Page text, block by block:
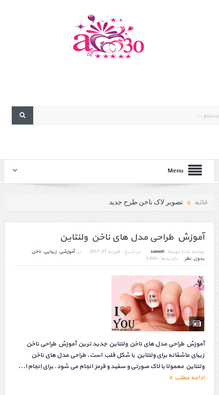
Menu
خانه تصویر لاک ناخن طرح جدید
آموزش طراحی مدل های ناخن ولنتاین
نوشته شده توسط : saeedi در تاریخ : فوریه 07, 2017 در :آموزشی, زیبایی, ناخن
بدون نظر
بازدیدها : 3,654
آموزش طراحی مدل های ناخن ولنتاین جدید ترین آموزش طراحی ناخن
زیبای عاشقانه برای ولنتاین با شکل قلب است. طراحی مدل های ناخن
ولنتاین معمولا با لاک صورتی و سفید و قرمز انجام می شود. برای انجام ا...
ادامه مطلب